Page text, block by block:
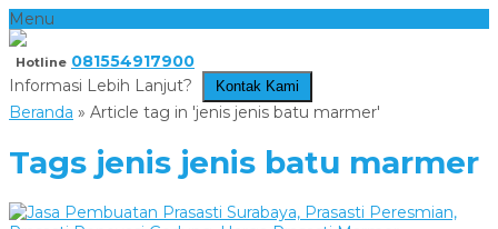
Menu
Hotline 081554917900
Informasi Lebih Lanjut?
Kontak Kami
Beranda » Article tag in 'jenis jenis batu marmer'
Tags jenis jenis batu marmer